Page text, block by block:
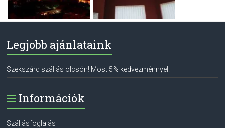
Legjobb ajánlataink
Szekszárd szállás olcsón! Most 5% kedvezménnyel!
Információk
Szállásfoglalás